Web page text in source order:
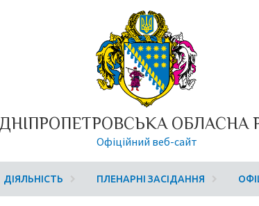
ДНІПРОПЕТРОВСЬКА ОБЛАСНА
Офіційний веб-сайт
ДІЯЛЬНІСТЬ ПЛЕНАРНІ ЗАСІДАННЯ